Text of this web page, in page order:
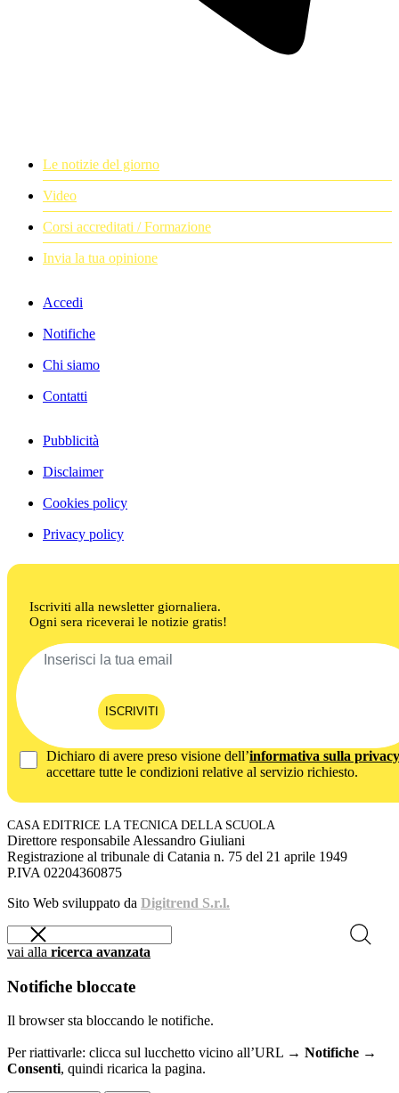
Le notizie del giorno
Video
Corsi accreditati / Formazione
Invia la tua opinione
Accedi
Notifiche
Chi siamo
Contatti
Pubblicità
Disclaimer
Cookies policy
Privacy policy
Iscriviti alla newsletter giornaliera.
Ogni sera riceverai le notizie gratis!
ISCRIVITI
Dichiaro di avere preso visione dell’informativa sulla privacy
accettare tutte le condizioni relative al servizio richiesto.
CASA EDITRICE LA TECNICA DELLA SCUOLA
Direttore responsabile Alessandro Giuliani
Registrazione al tribunale di Catania n. 75 del 21 aprile 1949
P.IVA 02204360875
Sito Web sviluppato da Digitrend S.r.l.
vai alla ricerca avanzata
Notifiche bloccate
Il browser sta bloccando le notifiche.
Per riattivarle: clicca sul lucchetto vicino all’URL → Notifiche →
Consenti, quindi ricarica la pagina.